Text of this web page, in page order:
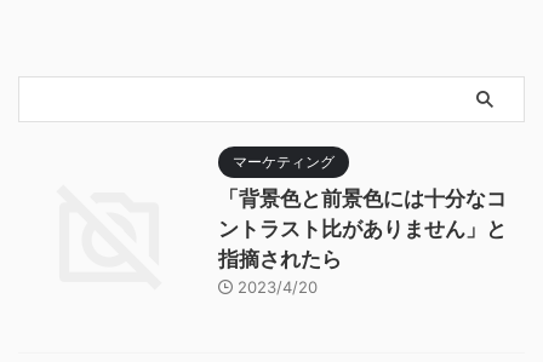
マーケティング
「背景色と前景色には十分なコ
ントラスト比がありません」と
指摘されたら
2023/4/20